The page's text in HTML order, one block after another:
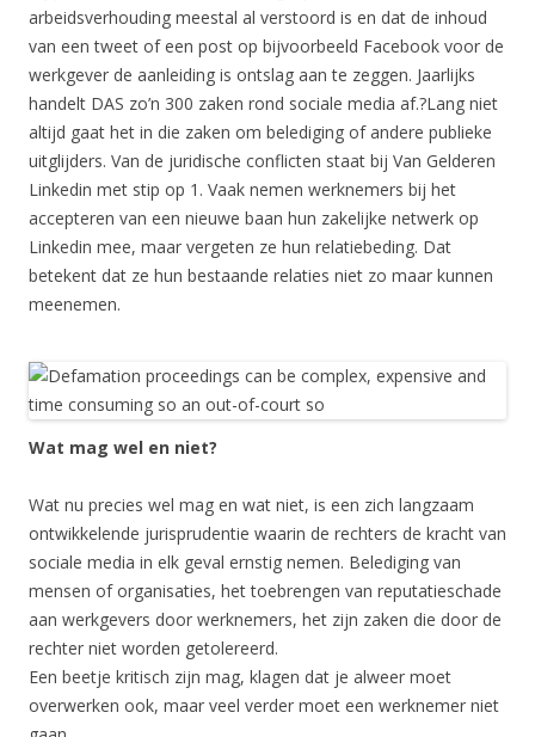
arbeidsverhouding meestal al verstoord is en dat de inhoud
van een tweet of een post op bijvoorbeeld Facebook voor de
werkgever de aanleiding is ontslag aan te zeggen. Jaarlijks
handelt DAS zo’n 300 zaken rond sociale media af.?Lang niet
altijd gaat het in die zaken om belediging of andere publieke
uitglijders. Van de juridische conflicten staat bij Van Gelderen
Linkedin met stip op 1. Vaak nemen werknemers bij het
accepteren van een nieuwe baan hun zakelijke netwerk op
Linkedin mee, maar vergeten ze hun relatiebeding. Dat
betekent dat ze hun bestaande relaties niet zo maar kunnen
meenemen.
Wat mag wel en niet?
Wat nu precies wel mag en wat niet, is een zich langzaam
ontwikkelende jurisprudentie waarin de rechters de kracht van
sociale media in elk geval ernstig nemen. Belediging van
mensen of organisaties, het toebrengen van reputatieschade
aan werkgevers door werknemers, het zijn zaken die door de
rechter niet worden getolereerd.
Een beetje kritisch zijn mag, klagen dat je alweer moet
overwerken ook, maar veel verder moet een werknemer niet